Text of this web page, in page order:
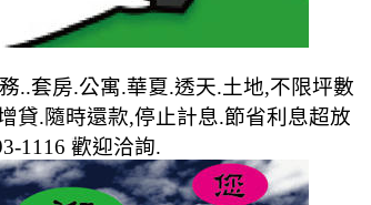
..套房.公寓.華夏.透天.土地,不限坪數
貸.隨時還款,停止計息.節省利息超放
1116 歡迎洽詢.